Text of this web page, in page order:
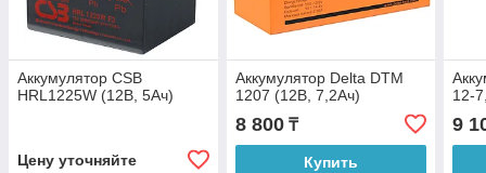
Аккумулятор CSB
HRL1225W (12В, 5Ач)
Цену уточняйте
Аккумулятор Delta DTM
1207 (12В, 7,2Ач)
8 800₸
Купить
12-
9